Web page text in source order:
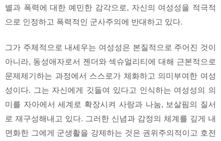
별과 폭력에 대한 예민한 감각으로, 자신의 여성성을 적극적
으로 인정하고 폭력적인 군사주의에 반대하고 있다.
그가 주체적으로 내세우는 여성성은 본질적으로 주어진 것이
아니라, 동성애자로서 젠더와 섹슈얼리티에 대해 근본적으로
문제제기하는 과정에서 스스로가 체화하고 의미부여한 여성
성이다. 그는 자신에게 깃들여 있다고 인식하는 여성성의 의
미를 자아에서 세계로 확장시켜 사랑과 나눔, 보살핌의 질서
로 재구성해내고 있다. 그러한 신념과 감정의 체계를 깊게 내
면화한 그에게 군생활을 강제하는 것은 권위주의적이고 호전